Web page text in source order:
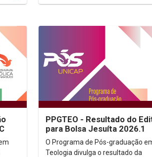
PPGTEO - Resultado do
para Bolsa Jesuíta 2026.1
O Programa de Pós-graduação
Teologia divulga o resultado da